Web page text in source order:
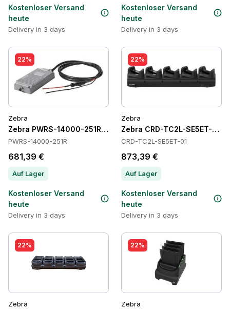
Kostenloser Versand
heute
Delivery in 3 days
Kostenloser Versand
heute
Delivery in 3 days
22%
Zebra
Zebra PWRS-14000-251R Power Supply
PWRS-14000-251R
681,39 €
Auf Lager
Kostenloser Versand
heute
Delivery in 3 days
22%
Zebra
Zebra CRD-TC2L-SE5ET-01
CRD-TC2L-SE5ET-01
873,39 €
Auf Lager
Kostenloser Versand
heute
Delivery in 3 days
22%
Zebra
22%
Zebra